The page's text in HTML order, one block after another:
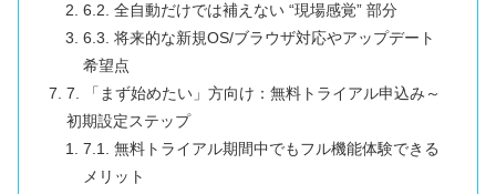
6.2. 全自動だけでは補えない “現場感覚” 部分
6.3. 将来的な新規OS/ブラウザ対応やアップデート
希望点
7. 「まず始めたい」方向け：無料トライアル申込み～
初期設定ステップ
7.1. 無料トライアル期間中でもフル機能体験できる
メリット